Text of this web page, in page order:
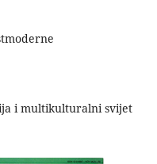
i multikulturalni svijet